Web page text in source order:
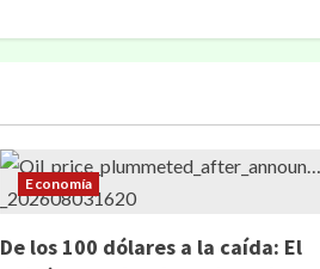
Economía
De los 100 dólares a la caída: El